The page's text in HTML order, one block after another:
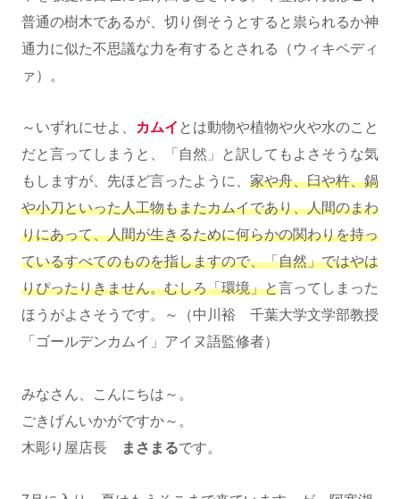
普通の樹木であるが、切り倒そうとすると祟られるか神
通力に似た不思議な力を有するとされる（ウィキペディ
ァ）。
～いずれにせよ、 カムイ とは動物や植物や火や水のこと
だと言ってしまうと、「自然」と訳してもよさそうな気
もしますが、先ほど言ったように、 家や舟、臼や杵、鍋
や小刀といった人工物もまたカムイであり、人間のまわ
りにあって、人間が生きるために何らかの関わりを持っ
ているすべてのものを指しますので、「自然」ではやは
りぴったりきません。むしろ「環境」と言ってしまった
ほうがよさそうです。～（中川裕 千葉大学文学部教授
「ゴールデンカムイ」アイヌ語監修者）
みなさん、こんにちは～。
ごきげんいかがですか～。
木彫り屋店長
まさまるです。